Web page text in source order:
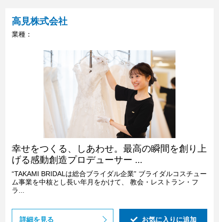
高見株式会社
業種：
幸せをつくる、しあわせ。最高の瞬間を創り上
げる感動創造プロデューサー ...
“TAKAMI BRIDALは総合ブライダル企業” ブライダルコスチュー
ム事業を中核とし長い年月をかけて、 教会・レストラン・フ
ラ...
詳細を見る お気に入りに追加